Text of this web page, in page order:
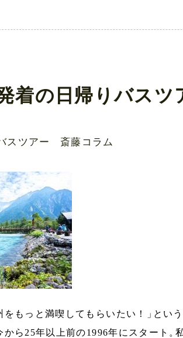
着の日帰りバスツ
スツアー 斎藤コラム
もっと満喫してもらいたい！ 」とい
ら25年以上前の1996年にスタート 。